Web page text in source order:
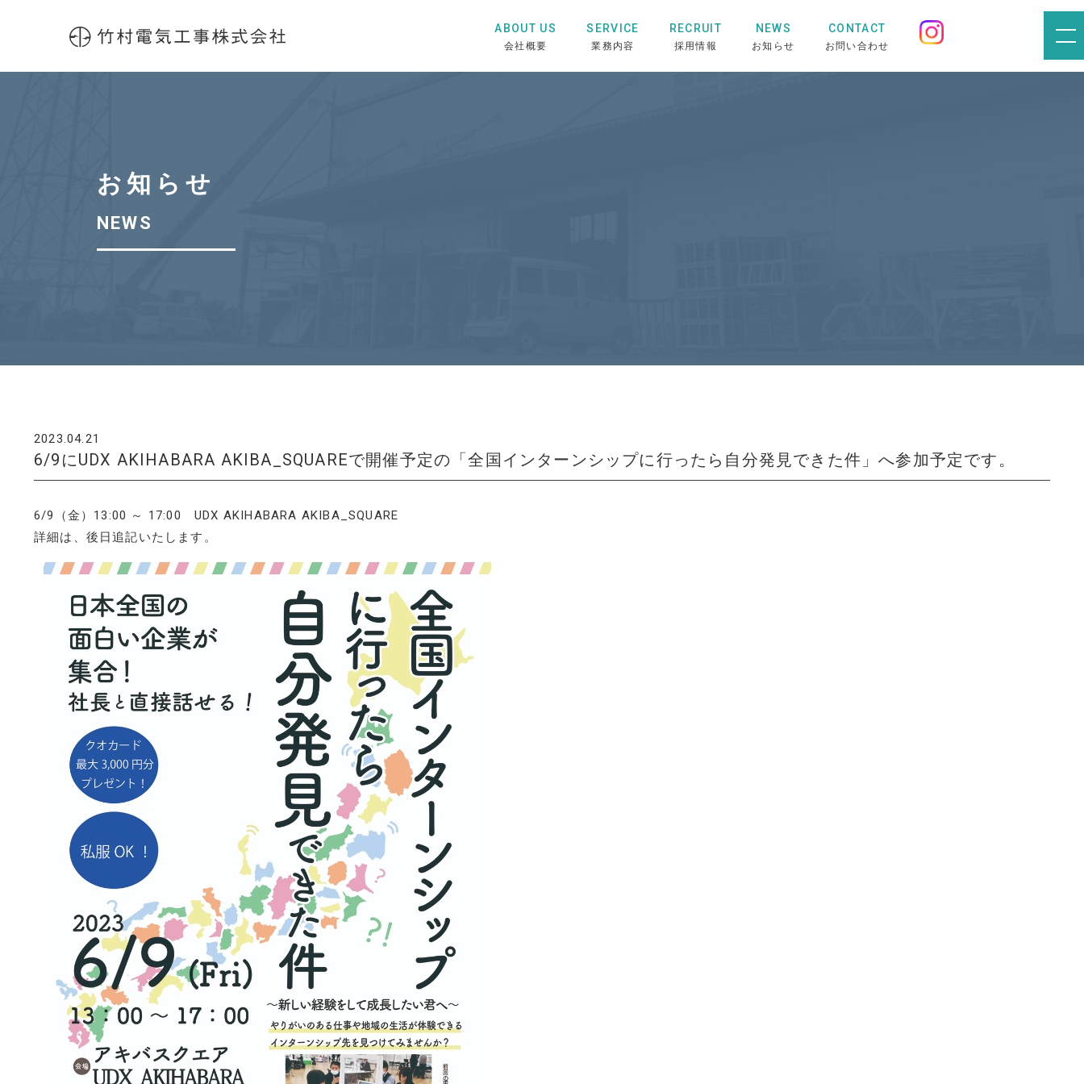
ABOUT US
会社概要
SERVICE
業務内容
RECRUIT
採用情報
NEWS
お知らせ
CONTACT
お問い合わせ
お知らせ
NEWS
2023.04.21
6/9にUDX AKIHABARA AKIBA_SQUAREで開催予定の「全国インターンシップに行ったら自分発見できた件」へ参加予定です。
6/9（金）13:00 ～ 17:00 UDX AKIHABARA AKIBA_SQUARE
詳細は、後日追記いたします。